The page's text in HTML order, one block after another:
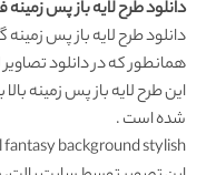
دانلود طرح لایه باز پس
دانلود طرح لایه بازپس زمینه
همانطور که دردانلود تصاویر
اینطرح لایه باز پس زمینه
شده است .
background stylish